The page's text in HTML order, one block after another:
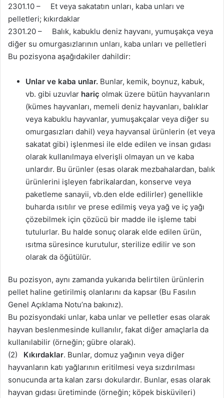
2301.10 – Et veya sakatatın unları, kaba unları ve
pelletleri; kıkırdaklar
2301.20 – Balık, kabuklu deniz hayvanı, yumuşakça veya
diğer su omurgasızlarının unları, kaba unları ve pelletleri
Bu pozisyona aşağıdakiler dahildir:
Unlar ve kaba unlar. Bunlar, kemik, boynuz, kabuk,
vb. gibi uzuvlar hariç olmak üzere bütün hayvanların
(kümes hayvanları, memeli deniz hayvanları, balıklar
veya kabuklu hayvanlar, yumuşakçalar veya diğer su
omurgasızları dahil) veya hayvansal ürünlerin (et veya
sakatat gibi) işlenmesi ile elde edilen ve insan gıdası
olarak kullanılmaya elverişli olmayan un ve kaba
unlardır. Bu ürünler (esas olarak mezbahalardan, balık
ürünlerini işleyen fabrikalardan, konserve veya
paketleme sanayii, vb.den elde edilirler) genellikle
buharda ısıtılır ve prese edilmiş veya yağ ve iç yağı
çözebilmek için çözücü bir madde ile işleme tabi
tutulurlar. Bu halde sonuç olarak elde edilen ürün,
ısıtma süresince kurutulur, sterilize edilir ve son
olarak da öğütülür.
Bu pozisyon, aynı zamanda yukarıda belirtilen ürünlerin
pellet haline getirilmiş olanlarını da kapsar (Bu Fasılın
Genel Açıklama Notu’na bakınız).
Bu pozisyondaki unlar, kaba unlar ve pelletler esas olarak
hayvan beslenmesinde kullanılır, fakat diğer amaçlarla da
kullanılabilir (örneğin; gübre olarak).
(2) Kıkırdaklar. Bunlar, domuz yağının veya diğer
hayvanların katı yağlarının eritilmesi veya sızdırılması
sonucunda arta kalan zarsı dokulardır. Bunlar, esas olarak
hayvan gıdası üretiminde (örneğin; köpek bisküvileri)